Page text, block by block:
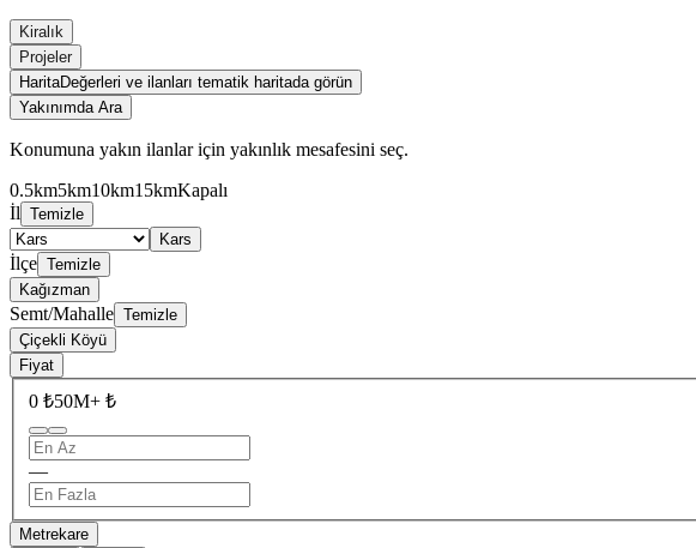
Kiralık
Projeler
HaritaDeğerleri ve ilanları tematik haritada görün
Yakınımda Ara
Konumuna yakın ilanlar için yakınlık mesafesini seç.
0.5km5km10km15kmKapalı
İl Temizle
Kars
İlçe Temizle
Kağızman
Semt/Mahalle Temizle
Çiçekli Köyü
Fiyat
0 ₺50M+ ₺
—
Metrekare